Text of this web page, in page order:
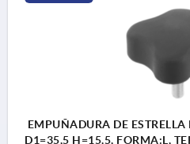
EMPUÑADURA DE
D1=35,5 H=15,5, FORMA:L,